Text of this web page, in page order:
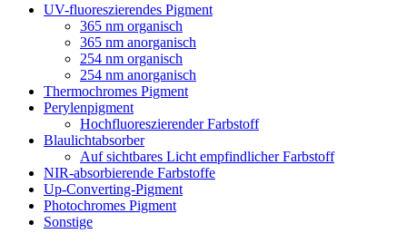
UV-fluoreszierendes Pigment
365 nm organisch
365 nm anorganisch
254 nm organisch
254 nm anorganisch
Thermochromes Pigment
Perylenpigment
Hochfluoreszierender Farbstoff
Blaulichtabsorber
Auf sichtbares Licht empfindlicher Farbstoff
NIR-absorbierende Farbstoffe
Up-Converting-Pigment
Photochromes Pigment
Sonstige